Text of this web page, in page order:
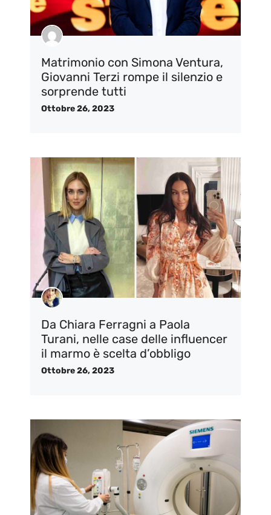
Matrimonio con Simona Ventura,
Giovanni Terzi rompe il silenzio e
sorprende tutti
Ottobre 26, 2023
Da Chiara Ferragni a Paola
Turani, nelle case delle influencer
il marmo è scelta d’obbligo
Ottobre 26, 2023